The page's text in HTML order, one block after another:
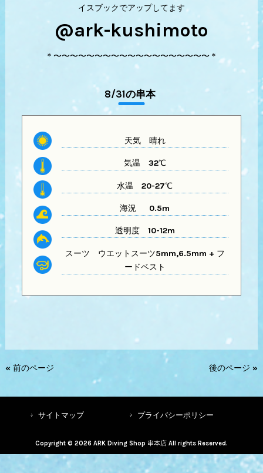
イスブックでアップしてます
@ark-kushimoto
＊〜〜〜〜〜〜〜〜〜〜〜〜〜〜〜〜〜〜〜＊
8/31の串本
天気晴れ
気温 32℃
水温 20-27℃
海況 0.5m
透明度10-12m
スーツ ウエットスーツ5mm,6.5mm + フ
ードベスト
« 前のページ 後のページ »
サイトマップ プライバシーポリシー
Copyright © 2026 ARK Diving Shop 串本店 All rights Reserved.